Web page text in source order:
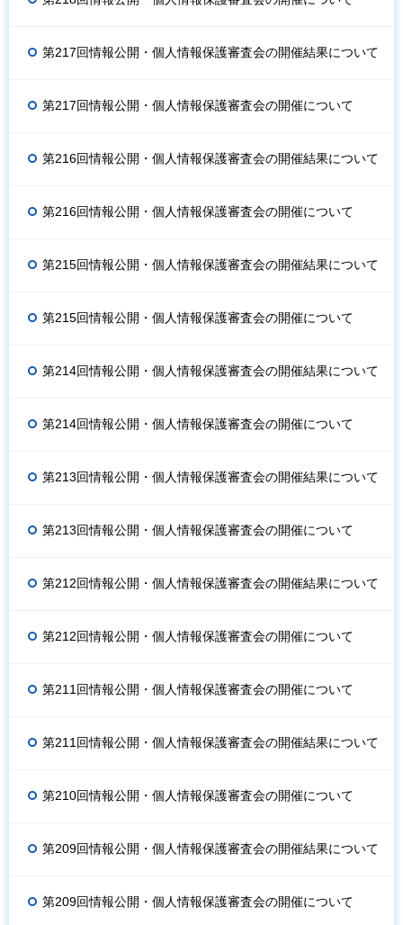
第217回情報公開・個人情報保護審査会の開催結果について
第217回情報公開・個人情報保護審査会の開催について
第216回情報公開・個人情報保護審査会の開催結果について
第216回情報公開・個人情報保護審査会の開催について
第215回情報公開・個人情報保護審査会の開催結果について
第215回情報公開・個人情報保護審査会の開催について
第214回情報公開・個人情報保護審査会の開催結果について
第214回情報公開・個人情報保護審査会の開催について
第213回情報公開・個人情報保護審査会の開催結果について
第213回情報公開・個人情報保護審査会の開催について
第212回情報公開・個人情報保護審査会の開催結果について
第212回情報公開・個人情報保護審査会の開催について
第211回情報公開・個人情報保護審査会の開催について
第211回情報公開・個人情報保護審査会の開催結果について
第210回情報公開・個人情報保護審査会の開催について
第209回情報公開・個人情報保護審査会の開催結果について
第209回情報公開・個人情報保護審査会の開催について